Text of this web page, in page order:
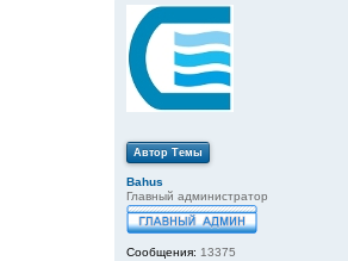
Автор Темы
Bahus
Главный администратор
Сообщения: 13375